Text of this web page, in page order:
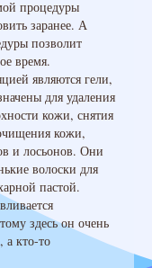
процедуры
заранее. А
позволит
время.
являются гели,
для удаления
кожи, снятия
кожи,
и лосьонов. Они
волоски для
пастой.
здесь он очень
а кто-то